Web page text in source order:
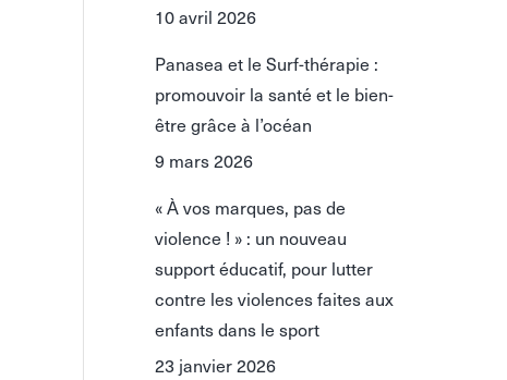
10 avril 2026
Panasea et le Surf-thérapie :
promouvoir la santé et le bien-
être grâce à l’océan
9 mars 2026
« À vos marques, pas de
violence ! » : un nouveau
support éducatif, pour lutter
contre les violences faites aux
enfants dans le sport
23 janvier 2026